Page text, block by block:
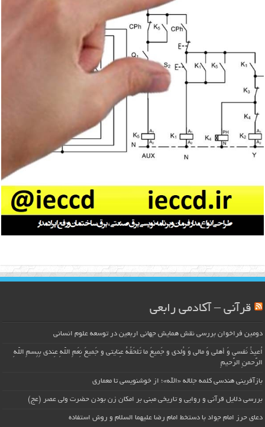
قرآنی – آکادمی رابعی
دومین فراخوان بررسی نقش همایش جهانی اربعین در توسعه علوم انسانی
اُعیذُ نَفسی وَ أهلی وَ مالی وَ وُلدی و جَمیعَ ما تَلحَقُهُ عِنایتی و جَمیعَ نِعَمِ اللّهِ عِندی بِبِسمِ اللّهِ
الرَّحمنِ الرَّحیمِ
بازآفرینی هندسی کلمه جلاله «الله»؛ از خوشنویسی تا معماری
بررسی دلایل قرآنی و روایی و تاریخی مبنی بر امکان زن بودن حضرت ولی عصر (عج)
دعای حرز امام جواد با دستخط امام رضا علیهما السلام و روش استفاده